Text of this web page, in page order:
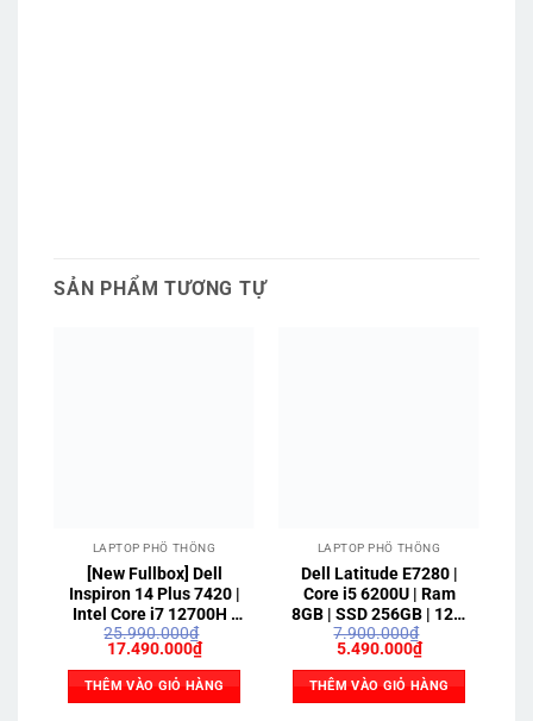
SẢN PHẨM TƯƠNG TỰ
LAPTOP PHỔ THÔNG
[New Fullbox] Dell
Inspiron 14 Plus 7420 |
Intel Core i7 12700H |
Ram 16GB | SSD
512GB | Nvidia RTX
3050 | 14 inch 2.2K
25.990.000₫
Giá
là:
25.990.000₫.
17.490.000₫Giá
hiện
tại
là:
17.490.000₫.
THÊM VÀO GIỎ HÀNG
LAPTOP PHỔ THÔNG
Dell Latitude E7280 |
Core i5 6200U | Ram
8GB | SSD 256GB | 12.5
inch HD
7.900.000₫
Giá
là:
7.900.000₫.
5.490.000₫Giá
hiện
tại
là:
5.490.000₫.
THÊM VÀO GIỎ HÀNG